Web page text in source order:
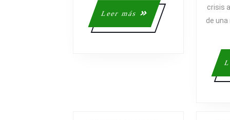
Leer más
Leer
más
crisis
de